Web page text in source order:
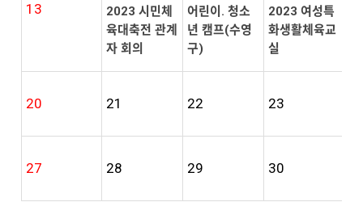
13
2023 시민체
육대축전 관계
자 회의
어린이. 청소
년 캠프(수영
구)
2023 여성특
화생활체육교
실
20 21 22 23
27 28 29 30